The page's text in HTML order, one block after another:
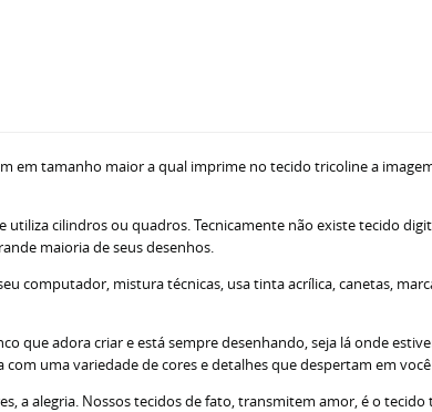
em tamanho maior a qual imprime no tecido tricoline a
cilindros ou quadros. Tecnicamente não existe tecido
maioria de seus desenhos.
computador, mistura técnicas, usa tinta acrílica, canetas,
adora criar e está sempre desenhando, seja lá onde
uma variedade de cores e detalhes que despertam em
a alegria. Nossos tecidos de fato, transmitem amor, é o